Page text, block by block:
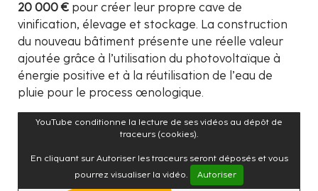
20 000 € pour créer leur propre cave de
vinification, élevage et stockage. La construction
du nouveau bâtiment présente une réelle valeur
ajoutée grâce à l’utilisation du photovoltaïque à
énergie positive et à la réutilisation de l’eau de
pluie pour le process œnologique.
YouTube conditionne la lecture de ses vidéos au dépôt de
traceurs (cookies).
En cliquant sur Autoriser les traceurs seront déposés et vous
pourrez visualiser la vidéo.
Autoriser